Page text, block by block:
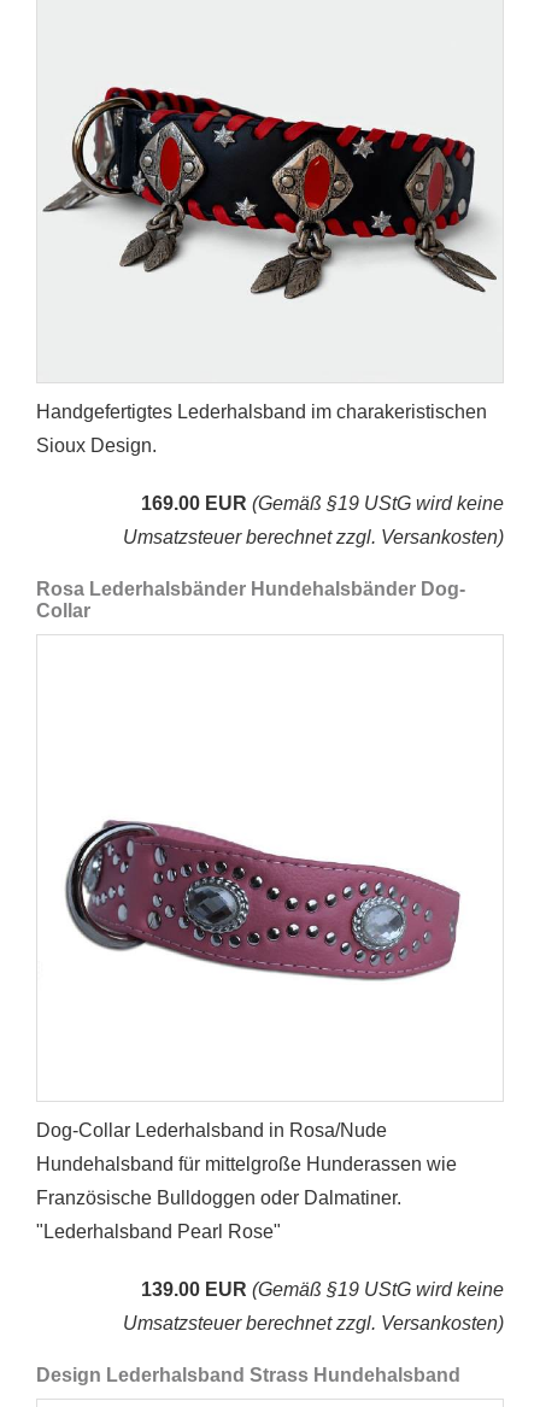
Handgefertigtes Lederhalsband im charakeristischen
Sioux Design.
169.00 EUR (Gemäß §19 UStG wird keine
Umsatzsteuer berechnet zzgl. Versankosten)
Rosa Lederhalsbänder Hundehalsbänder Dog-
Collar
Dog-Collar Lederhalsband in Rosa/Nude
Hundehalsband für mittelgroße Hunderassen wie
Französische Bulldoggen oder Dalmatiner.
"Lederhalsband Pearl Rose"
139.00 EUR (Gemäß §19 UStG wird keine
Umsatzsteuer berechnet zzgl. Versankosten)
Design Lederhalsband Strass Hundehalsband